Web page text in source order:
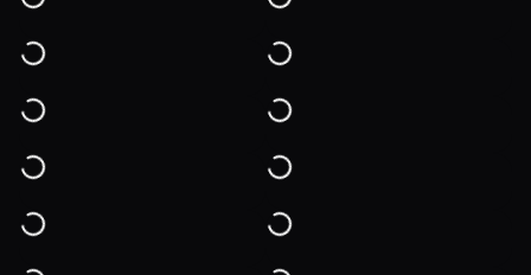
EVENTLOCATION
FAQS
RESERVIERUNG
JOBS